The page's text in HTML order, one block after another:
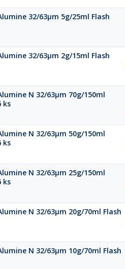
32/63µm 5g/25ml Flash
32/63µm 2g/15ml Flash
N 32/63µm 70g/150ml
ks
N 32/63µm 50g/150ml
ks
N 32/63µm 25g/150ml
ks
N 32/63µm 20g/70ml Flash
N 32/63µm 10g/70ml Flash